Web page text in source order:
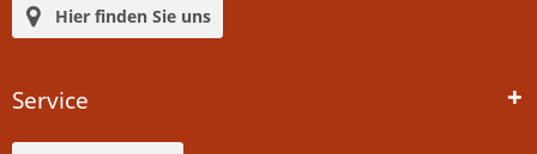
Hier finden Sie uns
Service